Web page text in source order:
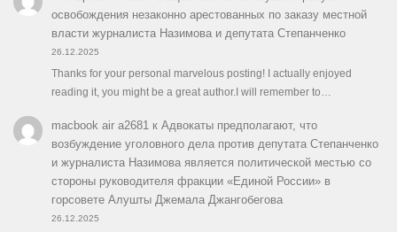
освобождения незаконно арестованных по заказу местной
власти журналиста Назимова и депутата Степанченко
26.12.2025
Thanks for your personal marvelous posting! I actually enjoyed
reading it, you might be a great author.I will remember to…
macbook air a2681к Адвокаты предполагают, что
возбуждение уголовного дела против депутата Степанченко
и журналиста Назимова является политической местью со
стороны руководителя фракции «Единой России» в
горсовете Алушты Джемала Джангобегова
26.12.2025